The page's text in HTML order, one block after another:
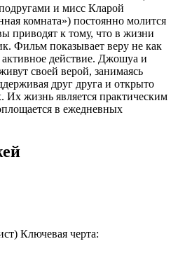
и мисс Кларой
комната») постоянно молится
приводят к тому, что в жизни
Фильм показывает веру не как
действие. Джошуа и
своей верой, занимаясь
друг друга и открыто
Их жизнь является практическим
в ежедневных
Ключевая черта: